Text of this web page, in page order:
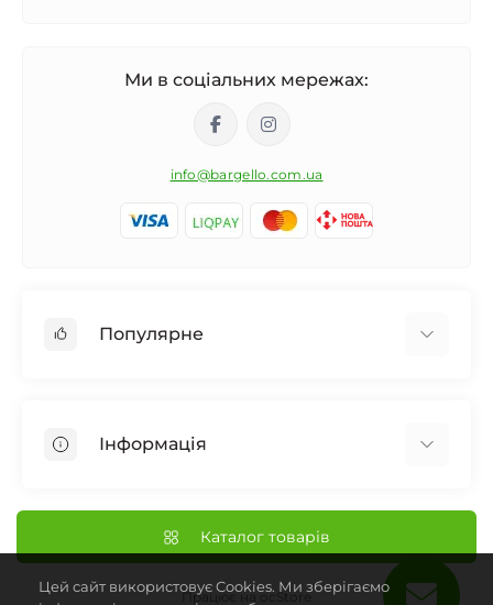
Ми в соціальних мережах:
info@bargello.com.ua
Популярне
Унісекс Парфумерія
Автомобільний ароматизатор
Нішева парфумерія
Парфумерія
Інформація
Наші Магазини
Доставка та Оплата
Франчайзинг Bargello
Каталог товарів
Працює наocStore
Цей сайт використовує Cookies. Ми зберігаємо